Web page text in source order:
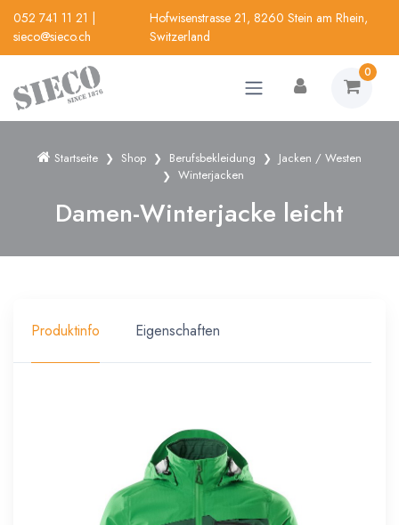
052 741 11 21
sieco@sieco.ch
Hofwisenstrasse 21, 8260 Stein am Rhein,
Switzerland
0
Startseite Shop Berufsbekleidung
Jacken / Westen
Winterjacken
Damen-Winterjacke leicht
Produktinfo Eigenschaften